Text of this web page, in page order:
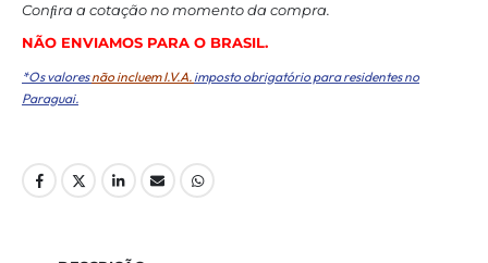
Conﬁra a cotação no momento da compra.
NÃO ENVIAMOS PARA O BRASIL.
*Os valoresnão incluem I.V.A. imposto obrigatório para residentes no
Paraguai.